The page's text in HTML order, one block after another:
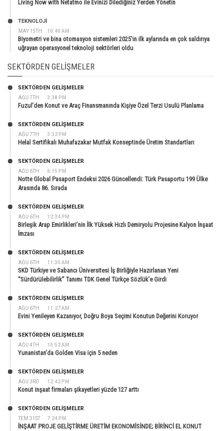
Living Now with Netatmo ile Evinizi Dilediğiniz Yerden Yönetin
MAY 15TH 10:40 AM
TEKNOLOJİ
Biyometri ve bina otomasyon sistemleri 2025’in ilk aylarında en çok saldırıya
uğrayan operasyonel teknoloji sektörleri oldu
SEKTÖRDEN GELIŞMELER
AĞU 7TH 3:38 PM
SEKTÖRDEN GELIŞMELER
Fuzul’den Konut ve Araç Finansmanında Kişiye Özel Terzi Usulü Planlama
AĞU 7TH 3:32 PM
SEKTÖRDEN GELIŞMELER
Helal Sertifikalı Muhafazakar Mutfak Konseptinde Üretim Standartları
AĞU 6TH 6:15 PM
SEKTÖRDEN GELIŞMELER
Notte Global Pasaport Endeksi 2026 Güncellendi: Türk Pasaportu 199 Ülke
Arasında 86. Sırada
AĞU 6TH 12:34 PM
SEKTÖRDEN GELIŞMELER
Birleşik Arap Emirlikleri’nin İlk Yüksek Hızlı Demiryolu Projesine Kalyon İnşaat
İmzası
AĞU 6TH 11:30 AM
SEKTÖRDEN GELIŞMELER
SKD Türkiye ve Sabancı Üniversitesi İş Birliğiyle Hazırlanan Yeni
“Sürdürülebilirlik” Tanımı TDK Genel Türkçe Sözlük’e Girdi
AĞU 6TH 11:27 AM
SEKTÖRDEN GELIŞMELER
Evini Yenileyen Kazanıyor, Doğru Boya Seçimi Konutun Değerini Koruyor
AĞU 4TH 10:52 AM
SEKTÖRDEN GELIŞMELER
Yunanistan’da Golden Visa için 5 neden
AĞU 3RD 12:42 PM
SEKTÖRDEN GELIŞMELER
Konut inşaat firmaları şikayetleri yüzde 127 arttı
TEM 31ST 7:24 PM
SEKTÖRDEN GELIŞMELER
İNŞAAT PROJE GELİŞTİRME ÜRETİM EKONOMİSİNDE; BİRİNCİ EL KONUT